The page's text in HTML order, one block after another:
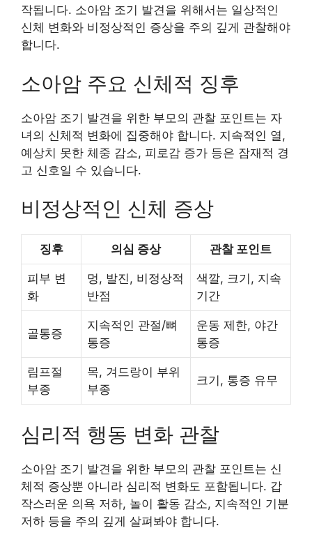
작됩니다. 소아암 조기 발견을 위해서는 일상적인
신체 변화와 비정상적인 증상을 주의 깊게 관찰해야
합니다.
소아암 주요 신체적 징후
소아암 조기 발견을 위한 부모의 관찰 포인트는 자
녀의 신체적 변화에 집중해야 합니다. 지속적인 열,
예상치 못한 체중 감소, 피로감 증가 등은 잠재적 경
고 신호일 수 있습니다.
비정상적인 신체 증상
징후 의심 증상 관찰 포인트
피부 변
화
멍, 발진, 비정상적
반점
색깔, 크기, 지속
기간
골통증
지속적인 관절/뼈
통증
운동 제한, 야간
통증
림프절
부종
목, 겨드랑이 부위
부종
크기, 통증 유무
심리적 행동 변화 관찰
소아암 조기 발견을 위한 부모의 관찰 포인트는 신
체적 증상뿐 아니라 심리적 변화도 포함됩니다. 갑
작스러운 의욕 저하, 놀이 활동 감소, 지속적인 기분
저하 등을 주의 깊게 살펴봐야 합니다.